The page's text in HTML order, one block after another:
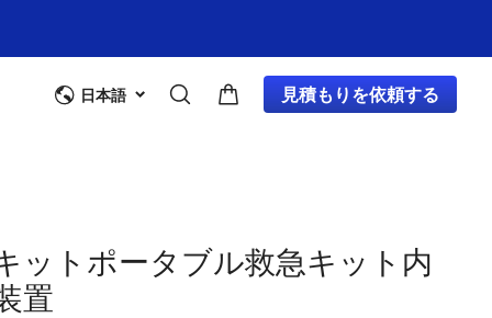
日本語 見積もりを依頼する
ットポータブル救急キット内
置